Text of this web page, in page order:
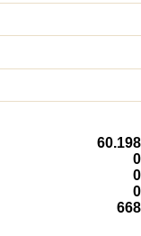
60.198
0
0
0
668